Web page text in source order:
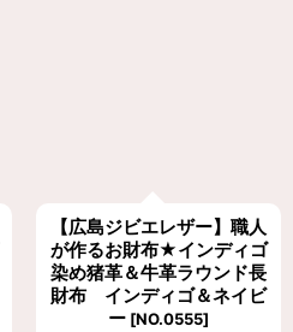
【広島ジビエレザー】職人
が作るお財布★インディゴ
染め猪革＆牛革ラウンド長
財布 インディゴ＆ネイビ
ー [NO.0555]